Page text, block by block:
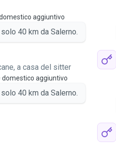
aggiuntivo
40 km da Salerno.
a casa del sitter
aggiuntivo
40 km da Salerno.